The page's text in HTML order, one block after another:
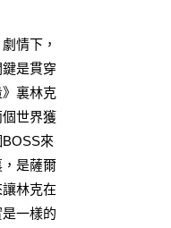
情下，
是貫穿
裏林克
世界獲
來
是薩爾
林克在
一樣的